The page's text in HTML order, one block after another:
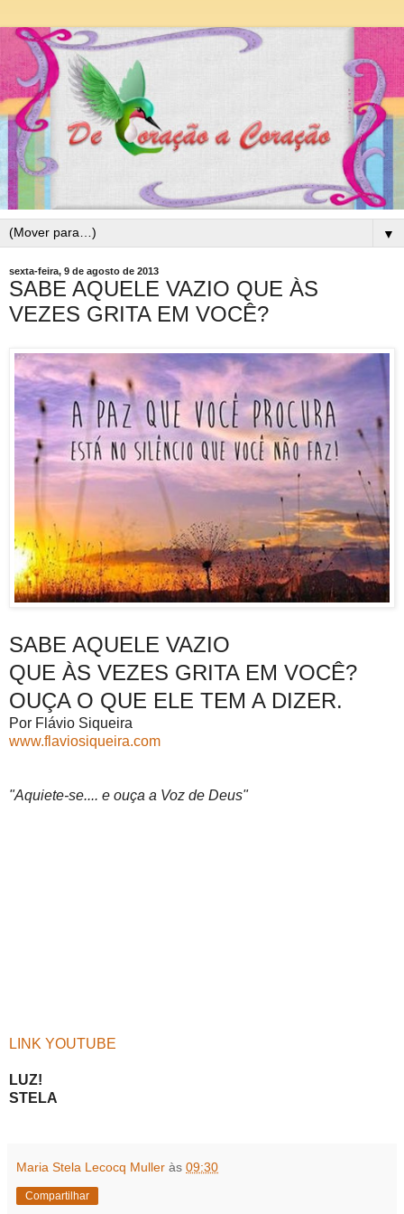
▼
sexta-feira, 9 de agosto de 2013
SABE AQUELE VAZIO QUE ÀS
VEZES GRITA EM VOCÊ?
SABE AQUELE VAZIO
QUE ÀS VEZES GRITA EM VOCÊ?
OUÇA O QUE ELE TEM A DIZER.
Por Flávio Siqueira
www.flaviosiqueira.com
"Aquiete-se.... e ouça a Voz de Deus"
LINK YOUTUBE
LUZ!
STELA
Maria Stela Lecocq Muller às 09:30
Compartilhar